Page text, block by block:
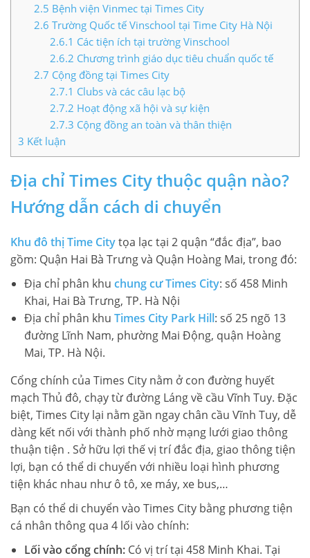
2.5 Bệnh viện Vinmec tại Times City
2.6 Trường Quốc tế Vinschool tại Time City Hà Nội
2.6.1 Các tiện ích tại trường Vinschool
2.6.2 Chương trình giáo dục tiêu chuẩn quốc tế
2.7 Cộng đồng tại Times City
2.7.1 Clubs và các câu lạc bộ
2.7.2 Hoạt động xã hội và sự kiện
2.7.3 Cộng đồng an toàn và thân thiện
3 Kết luận
Địa chỉ Times City thuộc quận nào?
Hướng dẫn cách di chuyển
Khu đô thị Time Citytọa lạc tại 2 quận “đắc địa”, bao
gồm: Quận Hai Bà Trưng và Quận Hoàng Mai, trong đó:
Địa chỉ phân khu chung cư Times City: số 458 Minh
Khai, Hai Bà Trưng, TP. Hà Nội
Địa chỉ phân khu Times City Park Hill: số 25 ngõ 13
đường Lĩnh Nam, phường Mai Động, quận Hoàng
Mai, TP. Hà Nội.
Cổng chính của Times City nằm ở con đường huyết
mạch Thủ đô, chạy từ đường Láng về cầu Vĩnh Tuy. Đặc
biệt, Times City lại nằm gần ngay chân cầu Vĩnh Tuy, dễ
dàng kết nối với thành phố nhờ mạng lưới giao thông
thuận tiện . Sở hữu lợi thế vị trí đắc địa, giao thông tiện
lợi, bạn có thể di chuyển với nhiều loại hình phương
tiện khác nhau như ô tô, xe máy, xe bus,…
Bạn có thể di chuyển vào Times City bằng phương tiện
cá nhân thông qua 4 lối vào chính:
Lối vào cổng chính: Có vị trí tại 458 Minh Khai. Tại